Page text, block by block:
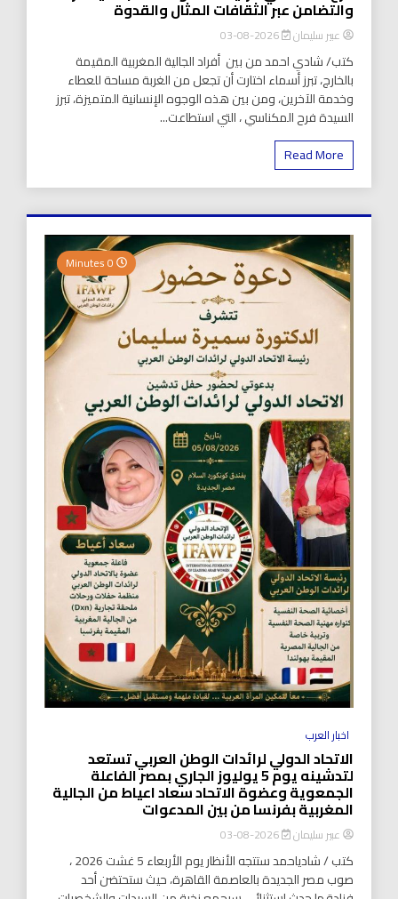
والتضامن عبر الثقافات المثال والقدوة
عبير سليمان 2026-08-03
كتب/ شادي احمد من بين أفراد الجالية المغربية المقيمة
بالخارج، تبرز أسماء اختارت أن تجعل من الغربة مساحة للعطاء
وخدمة الآخرين، ومن بين هذه الوجوه الإنسانية المتميزة، تبرز
السيدة فرح المكناسي ، التي استطاعت...
Read More
اخبار العرب
الاتحاد الدولي لرائدات الوطن العربي تستعد
لتدشينه يوم 5 يوليوز الجاري بمصر الفاعلة
الجمعوية وعضوة الاتحاد سعاد اعياط من الجالية
المغربية بفرنسا من بين المدعوات
عبير سليمان 2026-08-03
كتب / شادياحمد ستتجه الأنظار يوم الأربعاء 5 غشت 2026 ،
صوب مصر الجديدة بالعاصمة القاهرة، حيث ستحتضن أحد